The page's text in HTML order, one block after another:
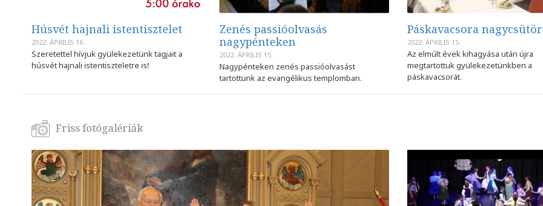
Húsvét hajnali istentisztelet
2022. ÁPRILIS 16.
Szeretettel hívjuk gyülekezetünk tagjait a
húsvét hajnali istentiszteletre is!
Zenés passióolvasás
nagypénteken
2022. ÁPRILIS 15.
Nagypénteken zenés passióolvasást
tartottunk az evangélikus templomban.
Páskavacsora
2022. ÁPRILIS 15.
Az elmúlt évek kihagyása után újra
megtartottuk gyülekezetünkben a
páskavacsorát.
Friss fotógalériák